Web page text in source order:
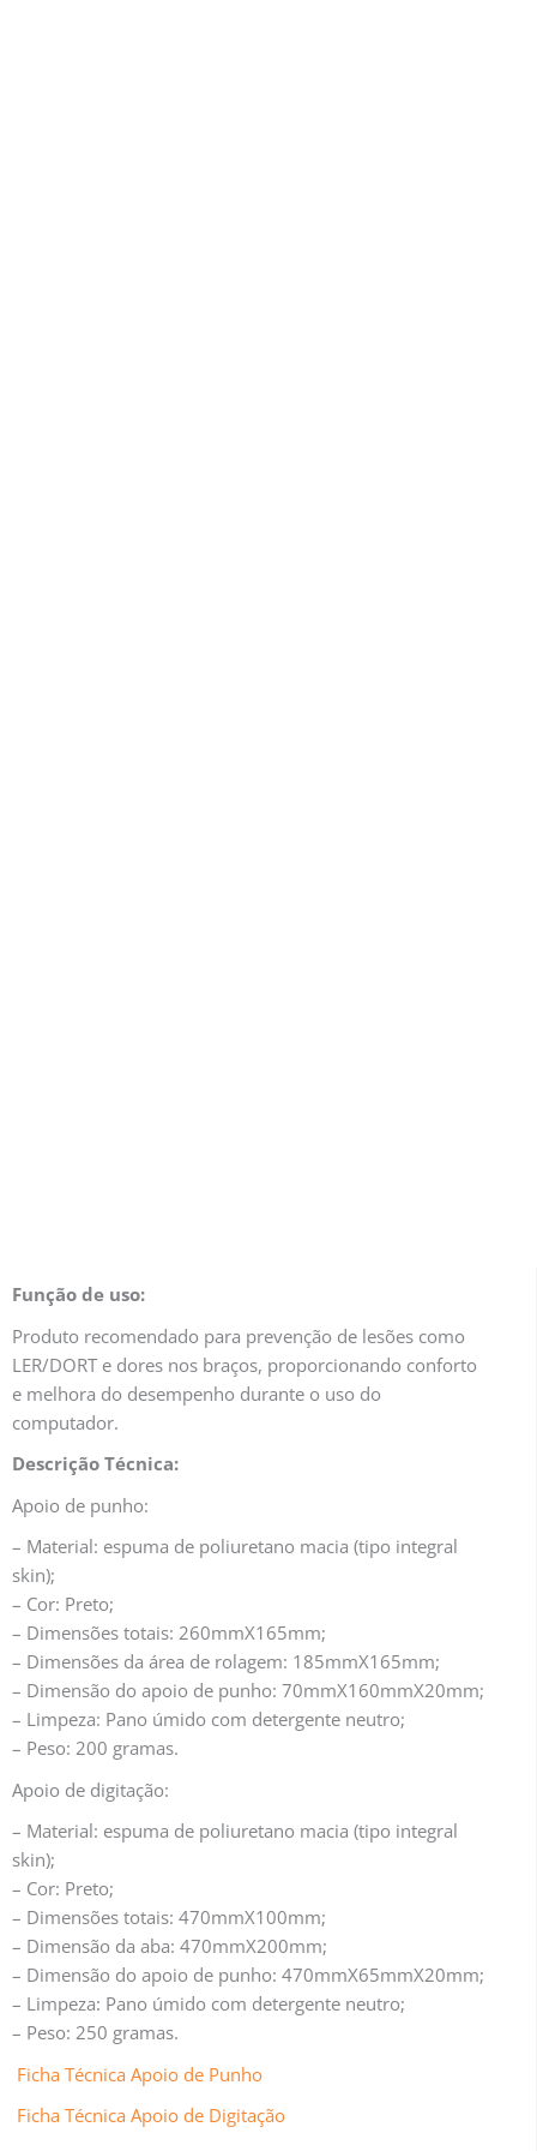
Função de uso:
Produto recomendado para prevenção de lesões como
LER/DORT e dores nos braços, proporcionando conforto
e melhora do desempenho durante o uso do
computador.
Descrição Técnica:
Apoio de punho:
– Material: espuma de poliuretano macia (tipo integral
skin);
– Cor: Preto;
– Dimensões totais: 260mmX165mm;
– Dimensões da área de rolagem: 185mmX165mm;
– Dimensão do apoio de punho: 70mmX160mmX20mm;
– Limpeza: Pano úmido com detergente neutro;
– Peso: 200 gramas.
Apoio de digitação:
– Material: espuma de poliuretano macia (tipo integral
skin);
– Cor: Preto;
– Dimensões totais: 470mmX100mm;
– Dimensão da aba: 470mmX200mm;
– Dimensão do apoio de punho: 470mmX65mmX20mm;
– Limpeza: Pano úmido com detergente neutro;
– Peso: 250 gramas.
Ficha Técnica Apoio de Punho
Ficha Técnica Apoio de Digitação